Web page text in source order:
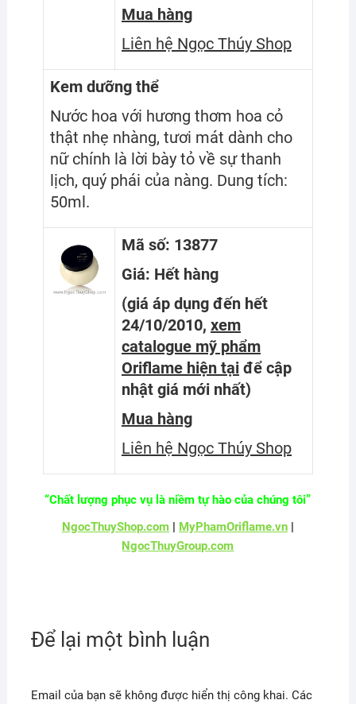
Mua hàng
Liên hệ Ngọc Thúy Shop
Kem dưỡng thể
Nước hoa với hương thơm hoa cỏ
thật nhẹ nhàng, tươi mát dành cho
nữ chính là lời bày tỏ về sự thanh
lịch, quý phái của nàng. Dung tích:
50ml.
Mã số: 13877
Giá: Hết hàng
(giá áp dụng đến hết
24/10/2010, xem
catalogue mỹ phẩm
Oriflame hiện tại để cập
nhật giá mới nhất)
Mua hàng
Liên hệ Ngọc Thúy Shop
“Chất lượng phục vụ là niềm tự hào của chúng tôi”
NgocThuyShop.com| MyPhamOriflame.vn|
NgocThuyGroup.com
Để lại một bình luận
Email của bạn sẽ không được hiển thị công khai. Các